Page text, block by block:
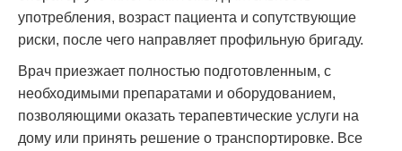
употребления, возраст пациента и сопутствующие
риски, после чего направляет профильную бригаду.
Врач приезжает полностью подготовленным, с
необходимыми препаратами и оборудованием,
позволяющими оказать терапевтические услуги на
дому или принять решение о транспортировке. Все